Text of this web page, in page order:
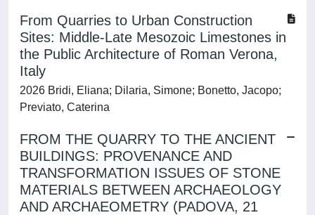
From Quarries to Urban Construction
Sites: Middle‐Late Mesozoic Limestones in
the Public Architecture of Roman Verona,
Italy
2026 Bridi, Eliana; Dilaria, Simone; Bonetto, Jacopo;
Previato, Caterina
FROM THE QUARRY TO THE ANCIENT
BUILDINGS: PROVENANCE AND
TRANSFORMATION ISSUES OF STONE
MATERIALS BETWEEN ARCHAEOLOGY
AND ARCHAEOMETRY (PADOVA, 21